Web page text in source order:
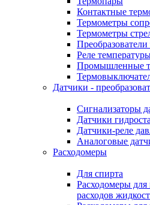
Контактные
Термометры
Термометры
Реле
Промышленные
Датчики -
Сигнализаторы
Датчики
Датчики-реле
Аналоговые
Расходомеры
Для спирта
Расходомеры
расходов